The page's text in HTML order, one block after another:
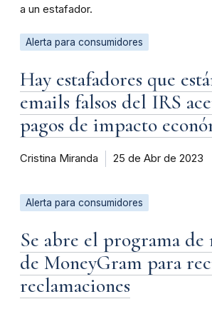
a un estafador.
Alerta para consumidores
Hay estafadores que
emails falsos del IRS
pagos de impacto
Cristina Miranda 25 de Abr de 2023
Alerta para consumidores
Se abre el programa de
de MoneyGram para
reclamaciones